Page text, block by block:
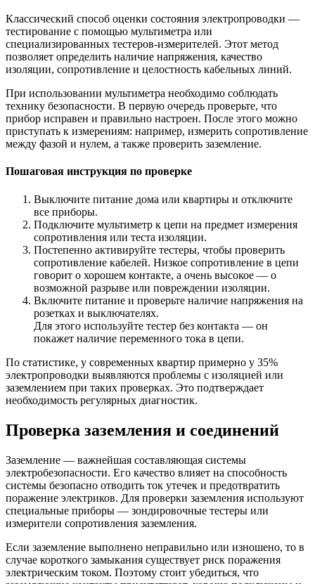
Классический способ оценки состояния электропроводки —
тестирование с помощью мультиметра или
специализированных тестеров-измерителей. Этот метод
позволяет определить наличие напряжения, качество
изоляции, сопротивление и целостность кабельных линий.
При использовании мультиметра необходимо соблюдать
технику безопасности. В первую очередь проверьте, что
прибор исправен и правильно настроен. После этого можно
приступать к измерениям: например, измерить сопротивление
между фазой и нулем, а также проверить заземление.
Пошаговая инструкция по проверке
Выключите питание дома или квартиры и отключите
все приборы.
Подключите мультиметр к цепи на предмет измерения
сопротивления или теста изоляции.
Постепенно активируйте тестеры, чтобы проверить
сопротивление кабелей. Низкое сопротивление в цепи
говорит о хорошем контакте, а очень высокое — о
возможной разрыве или повреждении изоляции.
Включите питание и проверьте наличие напряжения на
розетках и выключателях.
Для этого используйте тестер без контакта — он
покажет наличие переменного тока в цепи.
По статистике, у современных квартир примерно у 35%
электропроводки выявляются проблемы с изоляцией или
заземлением при таких проверках. Это подтверждает
необходимость регулярных диагностик.
Проверка заземления и соединений
Заземление — важнейшая составляющая системы
электробезопасности. Его качество влияет на способность
системы безопасно отводить ток утечек и предотвратить
поражение электриков. Для проверки заземления используют
специальные приборы — зондировочные тестеры или
измерители сопротивления заземления.
Если заземление выполнено неправильно или изношено, то в
случае короткого замыкания существует риск поражения
электрическим током. Поэтому стоит убедиться, что